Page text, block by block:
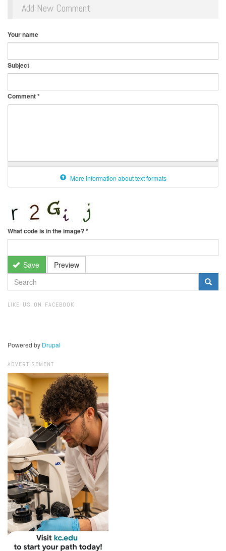
Add New Comment
Your name
Subject
Comment*
More information about text formats
What code is in the image?*
Save Preview
SEARCH
FORM
LIKE US ON FACEBOOK
Powered by Drupal
ADVERTISEMENT